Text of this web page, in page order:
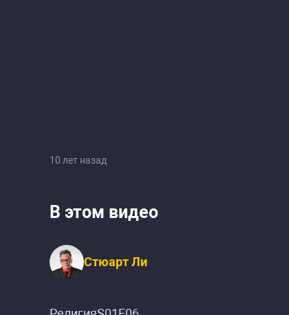
10 лет назад
В этом видео
Стюарт Ли